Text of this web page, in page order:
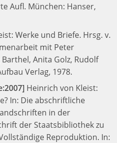
Aufl. München: Hanser,
Werke und Briefe. Hrsg. v.
mit Peter
Anita Golz, Rudolf
Verlag, 1978.
Heinrich von Kleist:
In: Die abschriftliche
in der
der Staatsbibliothek zu
Reproduktion. In: